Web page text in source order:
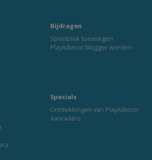
Bijdragen
Speelplek toevoegen
PlayAdvisor blogger worden
Specials
Ontdekkingen van PlayAdvisor
Aanraders